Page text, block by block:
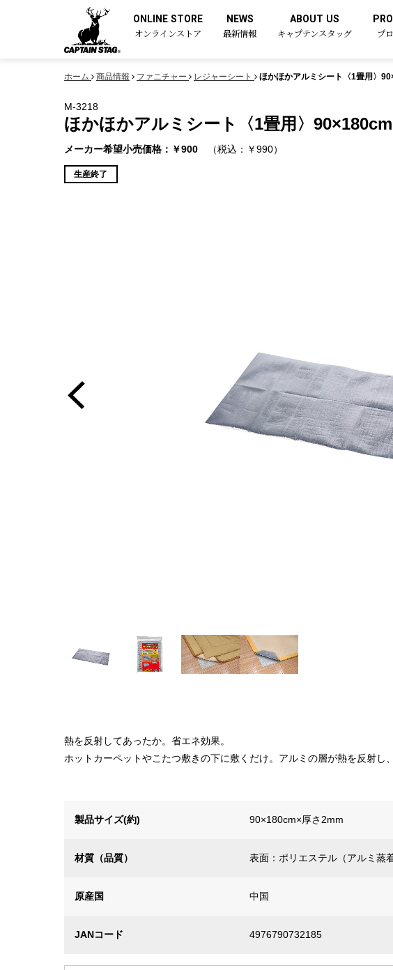
ONLINE STORE
オンラインストア
NEWS
最新情報
ABOUT US
キャプテンスタッグ プ
ホーム 商品情報 ファニチャー レジャーシート ほかほかアルミシート〈1畳用〉
M-3218
ほかほかアルミシート〈1畳用〉90×180cm
メーカー希望小売価格：￥900 （税込：￥990）
生産終了
熱を反射してあったか。省エネ効果。
ホットカーペットやこたつ敷きの下に敷くだけ。アルミの層が熱を反射し
製品サイズ(約) 90×180cm×厚さ2mm
材質（品質） 表面：ポリエステル（アルミ蒸
原産国 中国
JANコード 4976790732185